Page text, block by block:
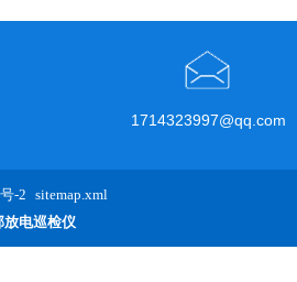
1714323997@qq.com
-2 sitemap.xml
放电巡检仪